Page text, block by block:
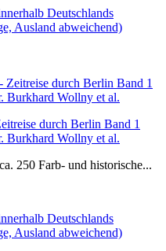
Deutschlands
Ausland abweichend)
durch Berlin Band 1
Burkhard Wollny et al.
250 Farb- und historische...
Deutschlands
Ausland abweichend)